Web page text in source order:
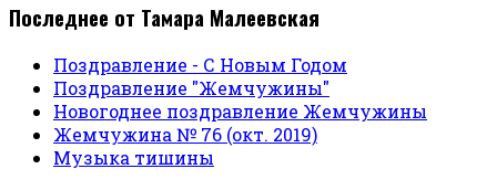
Последнее от Тамара Малеевская
Поздравление - С Новым Годом
Поздравление "Жемчужины"
Новогоднее поздравление Жемчужины
Жемчужина № 76 (окт. 2019)
Музыка тишины